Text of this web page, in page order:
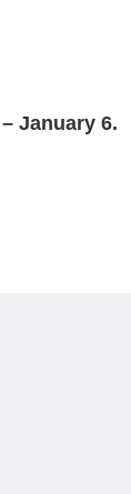
January 6.